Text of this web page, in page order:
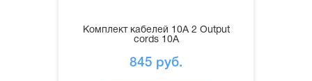
Комплект кабелей 10А 2 Output
cords 10A
845 руб.